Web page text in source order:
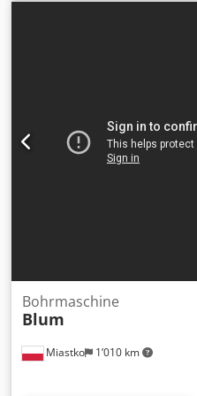
Miastko 1’010 km
Bohrmaschine
Blum